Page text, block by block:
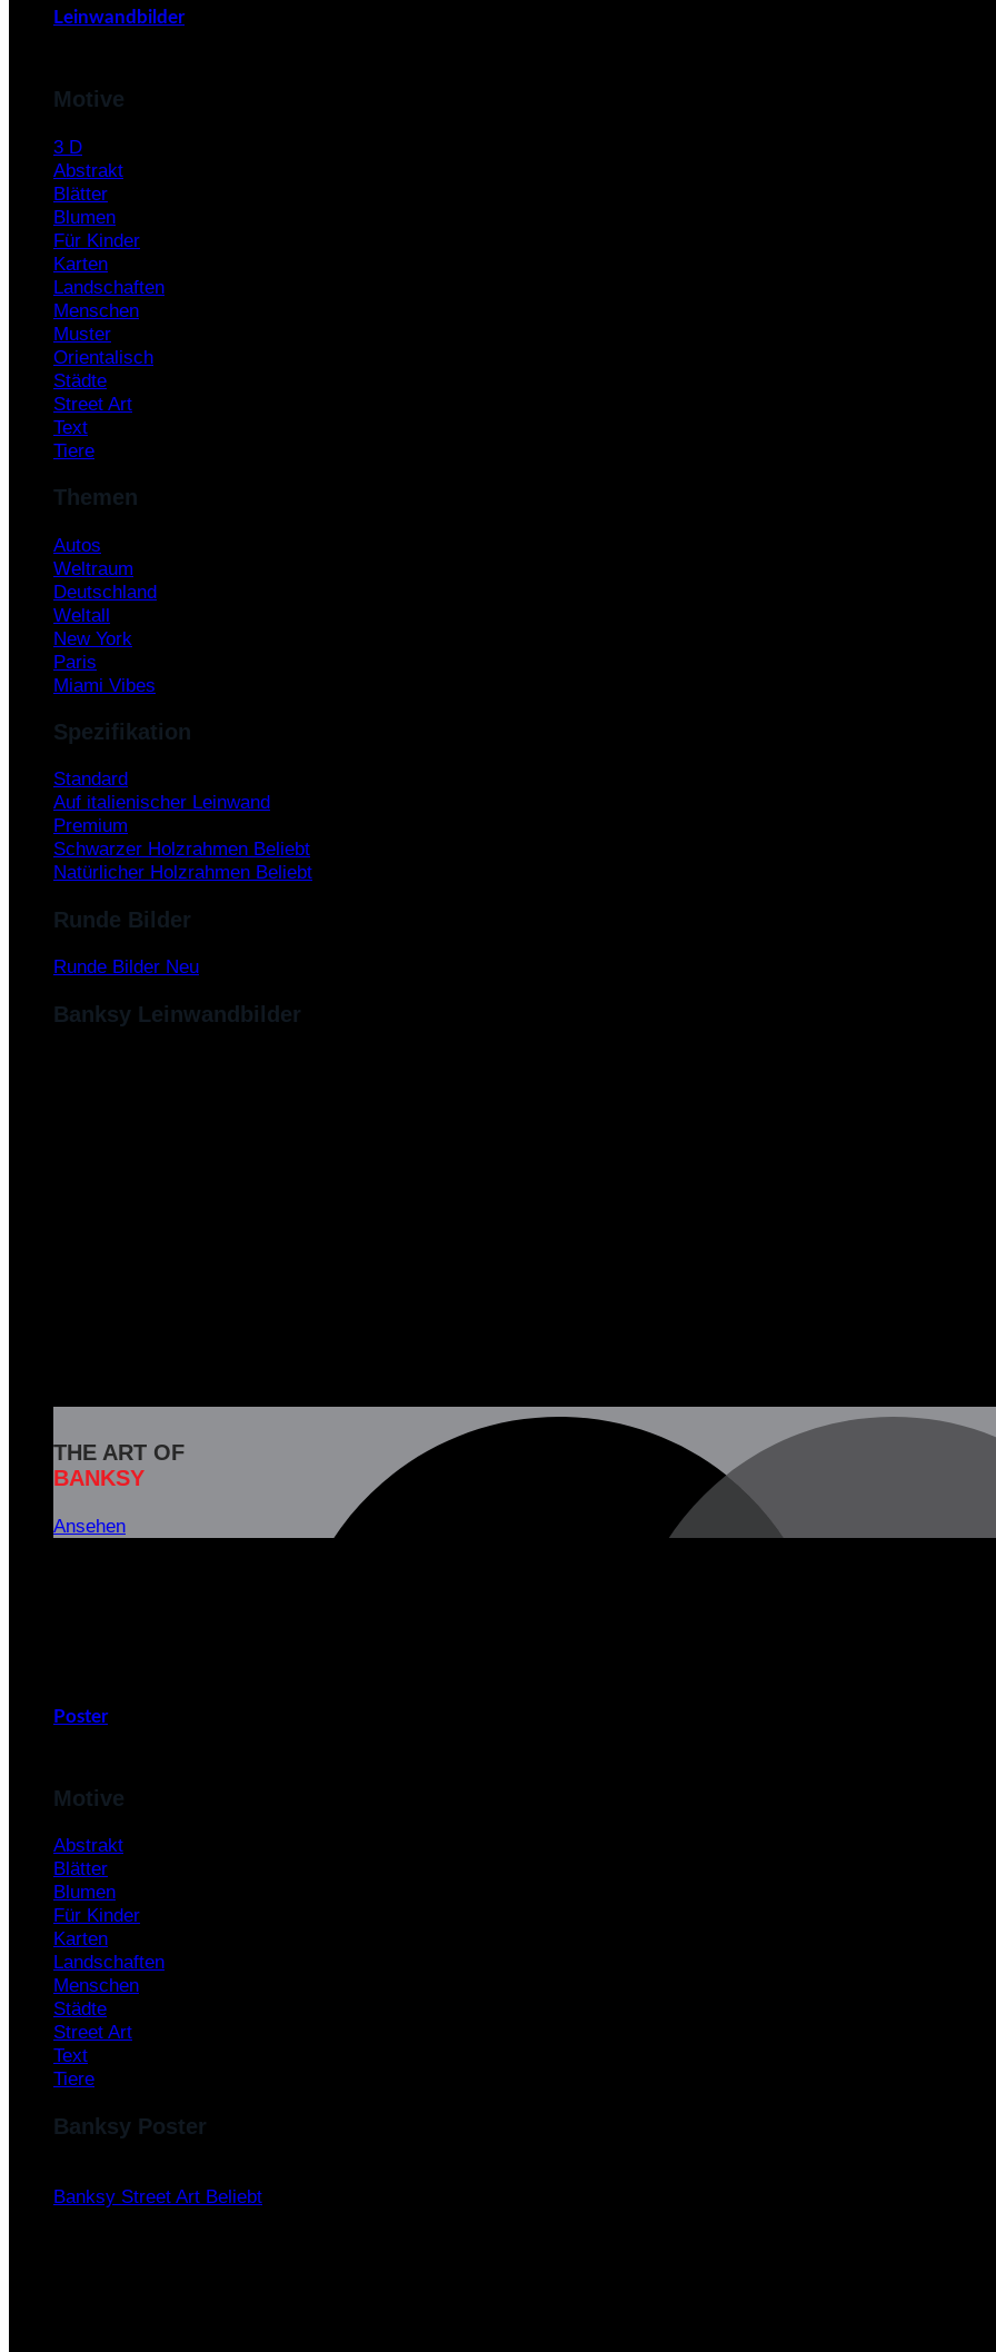
Leinwandbilder
Motive
3 D
Abstrakt
Blätter
Blumen
Für Kinder
Karten
Landschaften
Menschen
Muster
Orientalisch
Städte
Street Art
Text
Tiere
Themen
Autos
Weltraum
Deutschland
Weltall
New York
Paris
Miami Vibes
Spezifikation
Standard
Auf italienischer Leinwand
Premium
Schwarzer Holzrahmen
Natürlicher Holzrahmen
Runde Bilder
Runde Bilder
Banksy Leinwandbilder
THE ART OF
BANKSY
Ansehen
Poster
Motive
Abstrakt
Blätter
Blumen
Für Kinder
Karten
Landschaften
Menschen
Städte
Street Art
Text
Tiere
Banksy Poster
Banksy Street Art